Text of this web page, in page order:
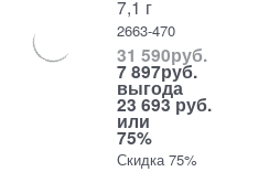
7,1 г
2663-470
31 590руб.
7 897руб.
выгода
23 693 руб.
или
75%
Скидка 75%